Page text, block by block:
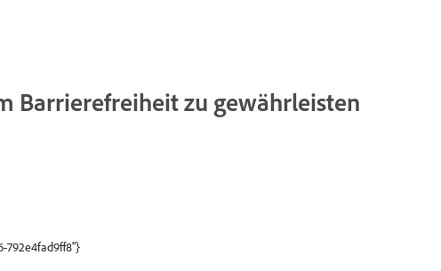
Barrierefreiheit zu gewährleisten
792e4fad9ff8"}